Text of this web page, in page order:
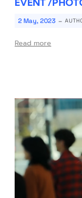
EVENT /
2 May, 2023 -
Read more